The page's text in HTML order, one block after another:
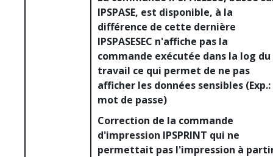
IPSPASE, est disponible, à la
différence de cette dernière
IPSPASESEC n'affiche pas la
commande exécutée dans la log du
travail ce qui permet de ne pas
afficher les données sensibles (Exp.:
mot de passe)
Correction de la commande
d'impression IPSPRINT qui ne
permettait pas l'impression à